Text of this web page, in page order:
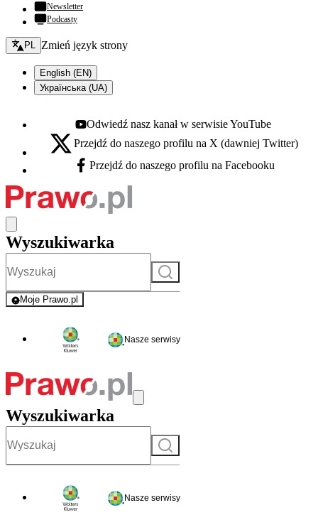
Newsletter
Podcasty
Zmień język - bieżący:
PL Zmień język strony
English (EN)
Українська (UA)
Youtube - otwiera się w nowej karcie
Odwiedź nasz kanał w serwisie YouTube
X - otwiera się w nowej karcie
Przejdź do naszego profilu na X (dawniej Twitter)
Facebook - otwiera się w nowej karcie
Przejdź do naszego profilu na Facebooku
Wyszukiwarka
Szukaj
Moje Prawo.pl
- rejestracja i logowanie do serwisu
Nasze serwisy
Wyszukiwarka
Szukaj
Nasze serwisy